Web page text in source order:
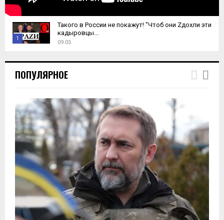
1
h
u
n
a
u
b
e
Такого в России не покажут! "Чтоб они Zдохли эти
кадыровцы...
09:05
ПОПУЛЯРНОЕ